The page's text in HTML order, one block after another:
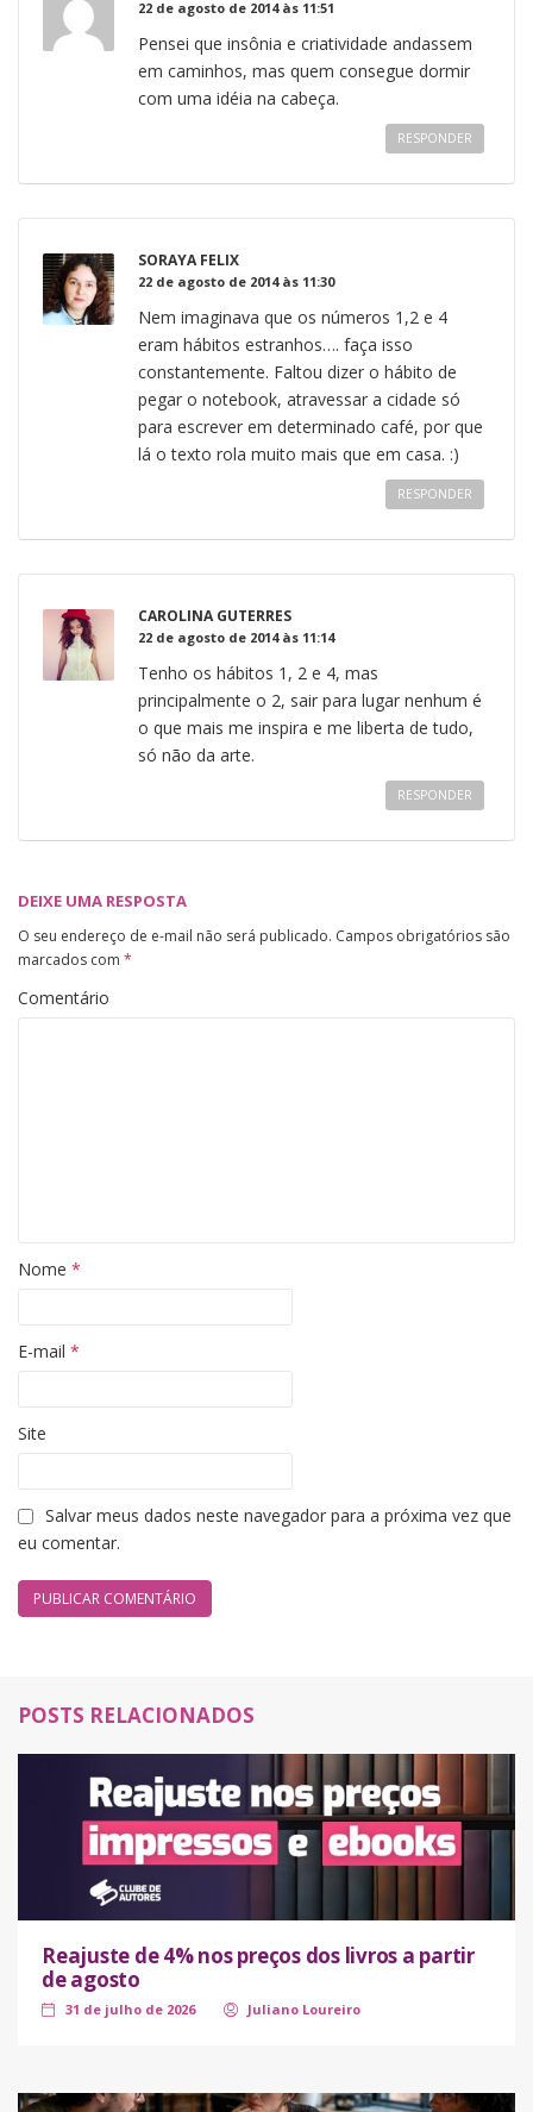
22 de agosto de 2014 às 11:51
Pensei que insônia e criatividade andassem
em caminhos, mas quem consegue dormir
com uma idéia na cabeça.
RESPONDER
SORAYA FELIX
22 de agosto de 2014 às 11:30
Nem imaginava que os números 1,2 e 4
eram hábitos estranhos…. faça isso
constantemente. Faltou dizer o hábito de
pegar o notebook, atravessar a cidade só
para escrever em determinado café, por que
lá o texto rola muito mais que em casa. :)
RESPONDER
CAROLINA GUTERRES
22 de agosto de 2014 às 11:14
Tenho os hábitos 1, 2 e 4, mas
principalmente o 2, sair para lugar nenhum é
o que mais me inspira e me liberta de tudo,
só não da arte.
RESPONDER
DEIXE UMA RESPOSTA
O seu endereço de e-mail não será publicado. Campos obrigatórios são
marcados com *
Comentário
Nome *
E-mail *
Site
Salvar meus dados neste navegador para a próxima vez que
eu comentar.
POSTS RELACIONADOS
Reajuste de 4% nos preços dos livros a partir
de agosto
31 de julho de 2026 Juliano Loureiro